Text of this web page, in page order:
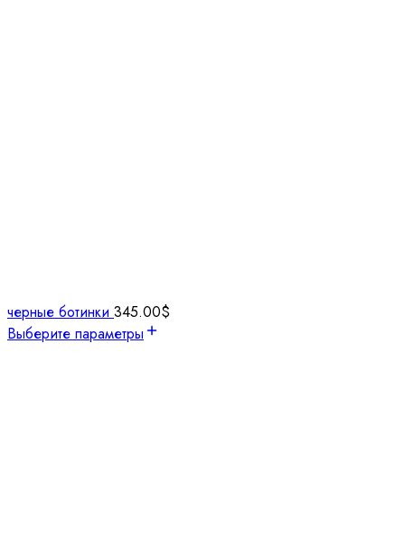
черные ботинки 345.00$
Выберите параметры